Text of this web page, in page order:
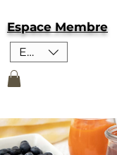
Espace Membre
EUR (€)